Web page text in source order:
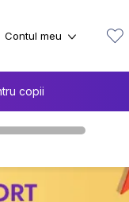
copii
Contul meu